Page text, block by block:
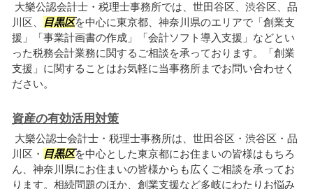
大樂公認会計士・税理士事務所では、世田谷区、渋谷区、品
川区、
目黒区を中心に東京都、神奈川県のエリアで「創業支
援」「事業計画書の作成」「会計ソフト導入支援」などとい
った税務会計業務に関するご相談を承っております。「創業
支援」に関することはお気軽に当事務所までお問い合わせく
ださい。
資産の有効活用対策
大樂公認士会計士・税理士事務所は、世田谷区・渋谷区・品
川区・ 目黒区を中心とした東京都にお住まいの皆様はもちろ
ん、神奈川県にお住まいの皆様からも広くご相談を承ってお
ります。相続問題のほか、創業支援など多岐にわたりお悩み